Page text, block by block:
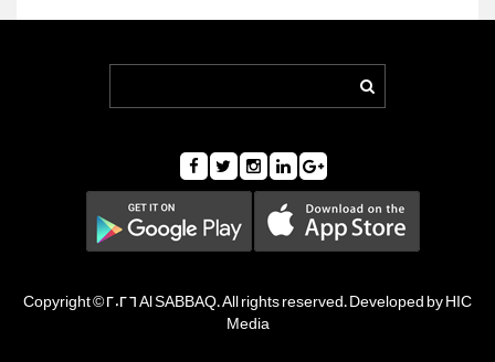
Copyright © 2026 Al SABBAQ. All rights reserved. Developed by HIC
Media